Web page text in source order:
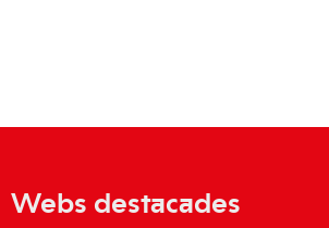
Webs destacades